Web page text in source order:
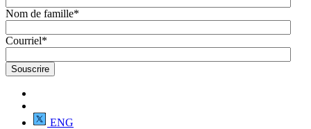
Nom de famille*
Courriel*
ENG